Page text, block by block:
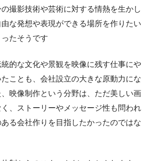
撮影技術や芸術に対する情熱を生かし
な発想や表現ができる場所を作りたい
たそうです
的な文化や景観を映像に残す仕事にや
ことも、会社設立の大きな原動力にな
映像制作という分野は、ただ美しい画
、ストーリーやメッセージ性も問われ
る会社作りを目指したかったのではな